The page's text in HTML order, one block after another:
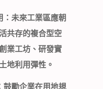
：未來工業區應朝
共存的複合型空
業工坊、研發實
地利用彈性。
鼓勵企業在用地規